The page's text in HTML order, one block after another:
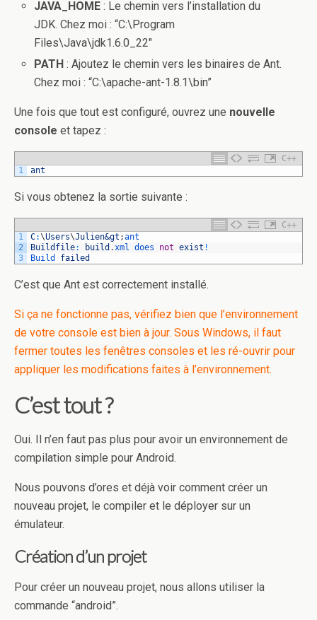
JAVA_HOME : Le chemin vers l’installation du
JDK. Chez moi : “C:\Program
Files\Java\jdk1.6.0_22″
PATH : Ajoutez le chemin vers les binaires de Ant.
Chez moi : “C:\apache-ant-1.8.1\bin”
Une fois que tout est configuré, ouvrez une nouvelle
console et tapez :
C++
1
ant
Si vous obtenez la sortie suivante :
C++
1
2
3
C:\Users\Julien&gt ;ant
Buildfile: build .xml does not exist !
Build failed
C’est que Ant est correctement installé.
Si ça ne fonctionne pas, vérifiez bien que l’environnement
de votre console est bien à jour. Sous Windows, il faut
fermer toutes les fenêtres consoles et les ré-ouvrir pour
appliquer les modifications faites à l’environnement.
C’est tout ?
Oui. Il n’en faut pas plus pour avoir un environnement de
compilation simple pour Android.
Nous pouvons d’ores et déjà voir comment créer un
nouveau projet, le compiler et le déployer sur un
émulateur.
Création d’un projet
Pour créer un nouveau projet, nous allons utiliser la
commande “android”.